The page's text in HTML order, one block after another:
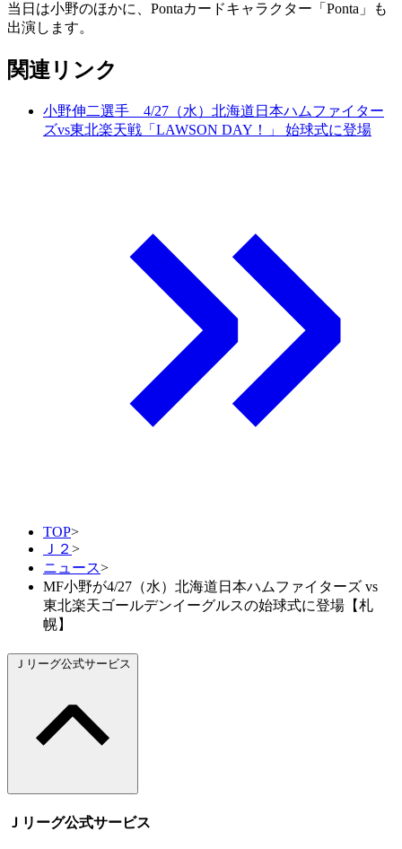
当日は小野のほかに、Pontaカードキャラクター「Ponta」も
出演します。
関連リンク
小野伸二選手 4/27（水）北海道日本ハムファイター
ズvs東北楽天戦「LAWSON DAY！」 始球式に登場
TOP>
Ｊ２ >
ニュース>
MF小野が4/27（水）北海道日本ハムファイターズ vs
東北楽天ゴールデンイーグルスの始球式に登場【札
幌】
Ｊリーグ公式サービス
Ｊリーグ公式サービス